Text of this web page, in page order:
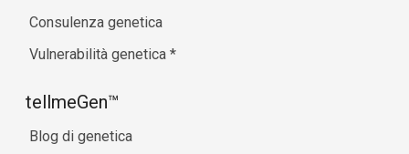
Consulenza genetica
Vulnerabilità genetica *
tellmeGen™
Blog di genetica